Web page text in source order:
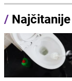
/ Najčitanije